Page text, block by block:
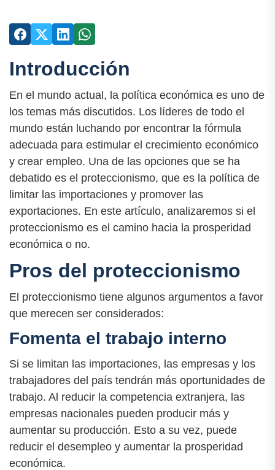
Introducción
En el mundo actual, la política económica es uno de
los temas más discutidos. Los líderes de todo el
mundo están luchando por encontrar la fórmula
adecuada para estimular el crecimiento económico
y crear empleo. Una de las opciones que se ha
debatido es el proteccionismo, que es la política de
limitar las importaciones y promover las
exportaciones. En este artículo, analizaremos si el
proteccionismo es el camino hacia la prosperidad
económica o no.
Pros del proteccionismo
El proteccionismo tiene algunos argumentos a favor
que merecen ser considerados:
Fomenta el trabajo interno
Si se limitan las importaciones, las empresas y los
trabajadores del país tendrán más oportunidades de
trabajo. Al reducir la competencia extranjera, las
empresas nacionales pueden producir más y
aumentar su producción. Esto a su vez, puede
reducir el desempleo y aumentar la prosperidad
económica.